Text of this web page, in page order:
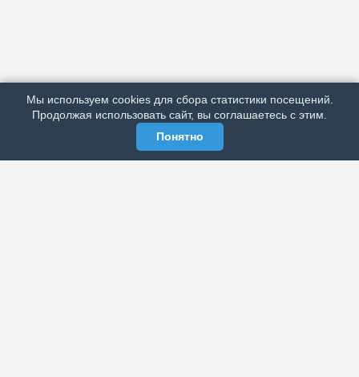
РЕКЛАМА У НАС
МЫ В СОЦСЕТЯХ
Мы используем cookies для сбора статистики посещений.
Продолжая использовать сайт, вы соглашаетесь с этим.
Понятно